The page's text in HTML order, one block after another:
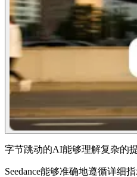
字节跳动的AI能够理解复杂的
Seedance能够准确地遵循详细